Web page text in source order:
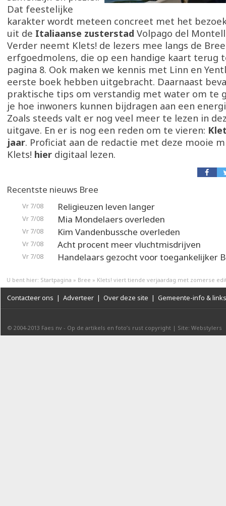
Dat feestelijke
karakter wordt meteen concreet met het
uit de Italiaanse zusterstad Volpago del
Verder neemt Klets! de lezers mee langs de
erfgoedmolens, die op een handige kaart terug
pagina 8. Ook maken we kennis met Linn en
eerste boek hebben uitgebracht. Daarnaast
praktische tips om verstandig met water om te
je hoe inwoners kunnen bijdragen aan een
Zoals steeds valt er nog veel meer te lezen in
uitgave. En er is nog een reden om te vieren:
jaar. Proficiat aan de redactie met deze mooie
Klets! hier digitaal lezen.
Recentste nieuws Bree
Vr 7/08 Religieuzen leven langer
Vr 7/08 Mia Mondelaers overleden
Vr 7/08 Kim Vandenbussche overleden
Vr 7/08 Acht procent meer vluchtmisdrijven
Vr 7/08 Handelaars gezocht voor toegankelijker
U bent hier: Startpagina » Bree » Klets! viert tiende verjaardag met zomerse
Contacteer ons | Adverteer | Over deze site | Gemeente-info & links
© 2004-2013 Faes nv - Op de artikels en foto’s rust copyright | Site: Webstylers